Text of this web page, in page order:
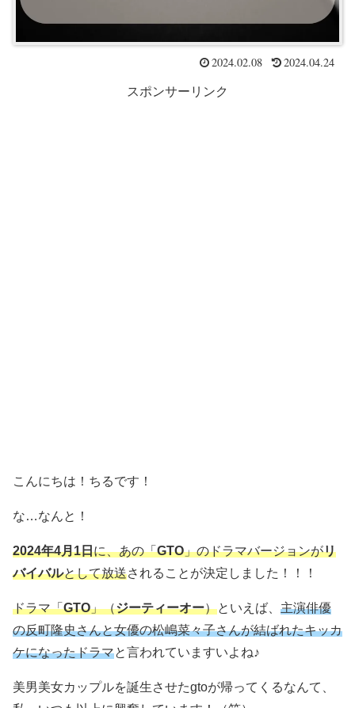
2024.02.08 2024.04.24
スポンサーリンク
こんにちは！ちるです！
な…なんと！
2024年4月1日に、あの「GTO」のドラマバージョンがリ
バイバルとして放送されることが決定しました！！！
ドラマ「GTO」（ジーティーオー）といえば、 主演俳優
の反町隆史さんと女優の松嶋菜々子さんが結ばれたキッカ
ケになったドラマと言われていますいよね♪
美男美女カップルを誕生させたgtoが帰ってくるなんて、